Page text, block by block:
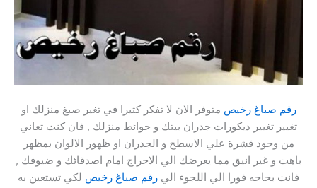
رقم صباغ رخيص متوفر الان لا تفكر كثيرا في تغير صبغ منزلك او
تغيير تغيير ديكورات جدران بيتك و حوائط منزلك , فان كنت تعاني
من وجود قشرة علي الاسطح و الجدران او ظهور الالوان بمظهر
باهت و غير انيق مما يعرضك الي الاحراج امام اصدقائك و ضيوفك ,
فانت بحاجه فورا الي اللجوء الي رقم صباغ رخيص لكي تستعين به